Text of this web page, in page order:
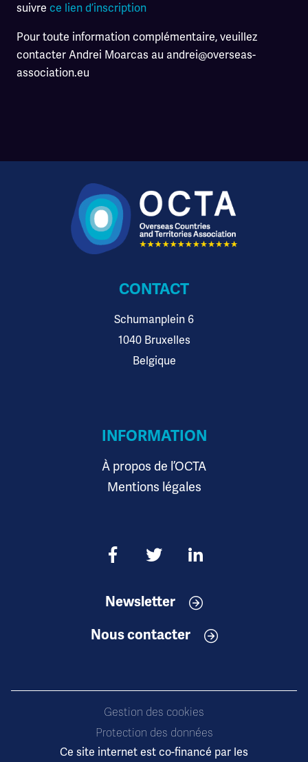
suivre ce lien d’inscription
Pour toute information complémentaire, veuillez
contacter Andrei Moarcas au andrei@overseas-
association.eu
CONTACT
Schumanplein 6
1040 Bruxelles
Belgique
INFORMATION
À propos de l’OCTA
Mentions légales
Newsletter
Nous contacter
Gestion des cookies
Protection des données
Ce site internet est co-financé par les